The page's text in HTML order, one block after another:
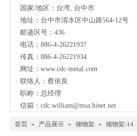
国家/地区：台湾, 台中市
地址：台中市清水区中山路564-12号
邮递区号：436
电话：886-4-26221937
传真：886-4-26221934
网址： www.cdc-metal.com
联络人：蔡依良
职称：总经理
信箱： cdc.william@msa.hinet.net
首页 » 产品展示 » 储物架 » 储物架-14